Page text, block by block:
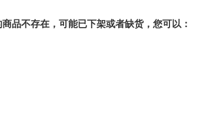
品不存在，可能已下架或者缺货，您可以：